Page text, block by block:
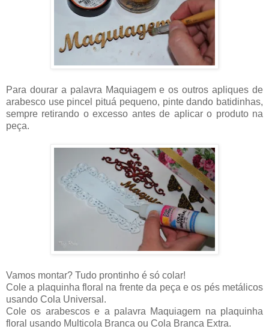
Para dourar a palavra Maquiagem e os outros apliques de
arabesco use pincel pituá pequeno, pinte dando batidinhas,
sempre retirando o excesso antes de aplicar o produto na
peça.
Vamos montar? Tudo prontinho é só colar!
Cole a plaquinha floral na frente da peça e os pés metálicos
usando Cola Universal.
Cole os arabescos e a palavra Maquiagem na plaquinha
floral usando Multicola Branca ou Cola Branca Extra.